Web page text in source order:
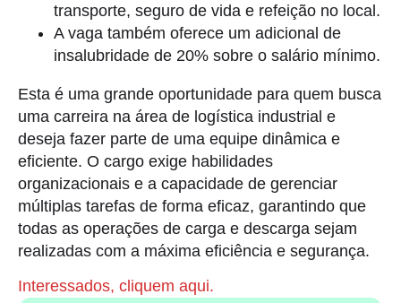
transporte, seguro de vida e refeição no local.
A vaga também oferece um adicional de
insalubridade de 20% sobre o salário mínimo.
Esta é uma grande oportunidade para quem busca
uma carreira na área de logística industrial e
deseja fazer parte de uma equipe dinâmica e
eficiente. O cargo exige habilidades
organizacionais e a capacidade de gerenciar
múltiplas tarefas de forma eficaz, garantindo que
todas as operações de carga e descarga sejam
realizadas com a máxima eficiência e segurança.
Interessados, cliquem aqui.